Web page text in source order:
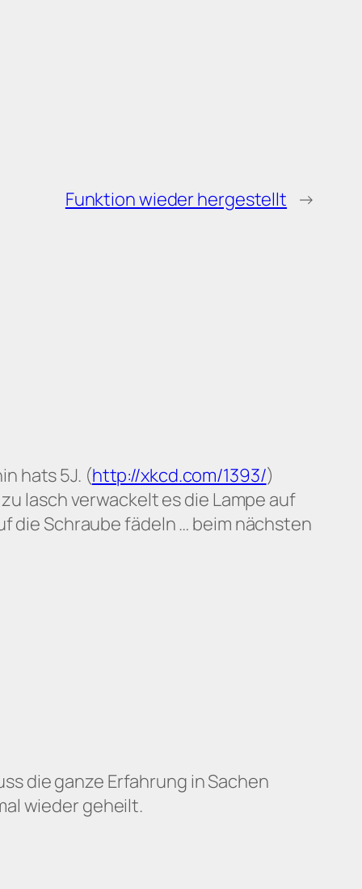
Funktion wieder hergestellt →
hats 5J. (http://xkcd.com/1393/)
lasch verwackelt es die Lampe auf
die Schraube fädeln … beim nächsten
die ganze Erfahrung in Sachen
wieder geheilt.